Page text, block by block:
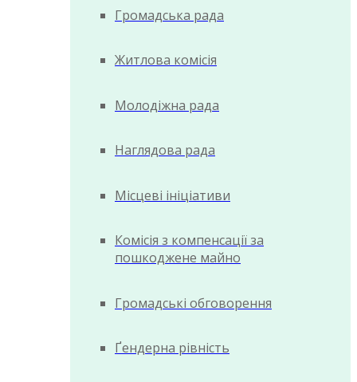
Громадська рада
Житлова комісія
Молодіжна рада
Наглядова рада
Місцеві ініціативи
Комісія з компенсації за
пошкоджене майно
Громадські обговорення
Ґендерна рівність